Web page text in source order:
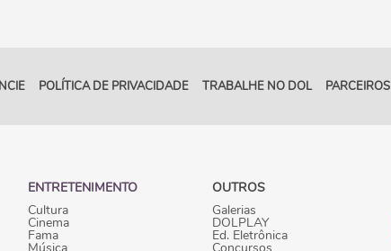
POLÍTICA DE PRIVACIDADE TRABALHE NO DOL PARCEIROS
ENTRETENIMENTO
Cultura
Cinema
Fama
Música
OUTROS
Galerias
DOLPLAY
Ed. Eletrônica
Concursos